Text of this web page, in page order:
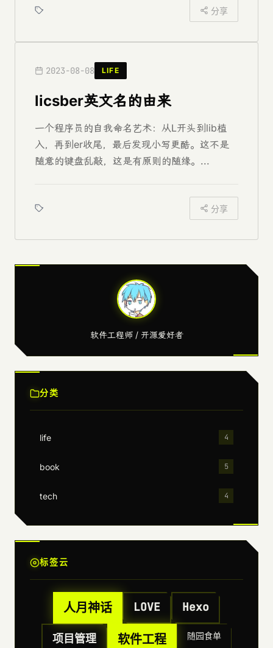
分享
2023-08-08 LIFE
licsber英文名的由来
一个程序员的自我命名艺术：从L开头到lib植
入，再到er收尾，最后发现小写更酷。这不是
随意的键盘乱敲，这是有原则的随缘。...
分享
软件工程师 / 开源爱好者
分类
life 4
book 5
tech 4
标签云
人月神话 LOVE Hexo
项目管理 软件工程 随园食单